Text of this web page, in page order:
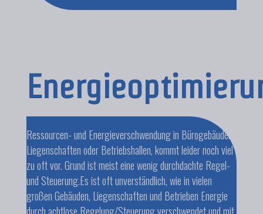
Ressourcen- und Energieverschwendung in Bürogebäuden,
Liegenschaften oder Betriebshallen, kommt leider noch viel
zu oft vor. Grund ist meist eine wenig durchdachte Regel-
und Steuerung.Es ist oft unverständlich, wie in vielen
großen Gebäuden, Liegenschaften und Betrieben Energie